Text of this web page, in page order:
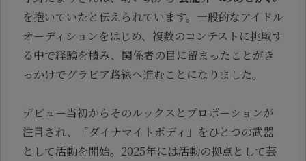
を抱いていたと伝えられています。一般的なアイドル
オーディションをはじめ、複数のコンテストに挑戦す
る中で経験を積み、関係者の目に留まったことがき
っかけでグラビア路線へ進むことになりました。
デビュー当初からそのルックスとプロポーションが
注目され、「ダイナマイトボディ」をひとつの武器
として活動を開始。2025年には活動の拠点として芸